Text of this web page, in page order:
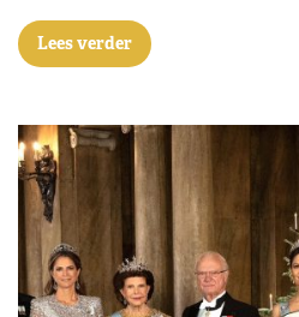
Lees verder